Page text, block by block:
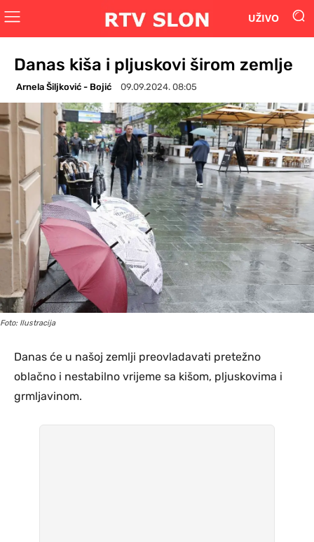
UŽIVO
Danas kiša i pljuskovi širom zemlje
Arnela Šiljković - Bojić 09.09.2024. 08:05
Foto: Ilustracija
Danas će u našoj zemlji preovladavati pretežno
oblačno i nestabilno vrijeme sa kišom, pljuskovima i
grmljavinom.